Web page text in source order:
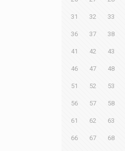
31 32 33
36 37 38
41 42 43
46 47 48
51 52 53
56 57 58
61 62 63
66 67 68